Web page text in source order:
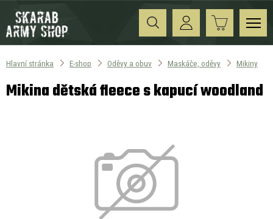
Hlavní stránka E-shop Oděvy a obuv Maskáče, oděvy Mikiny
Mikina dětská fleece s kapucí woodland